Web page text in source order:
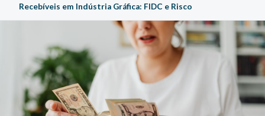
Recebíveis em Indústria Gráfica: FIDC e Risco